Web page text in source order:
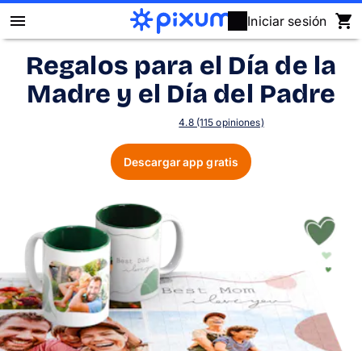
Iniciar sesión
Álbum Digital Pixum
Fotos
Calendarios
Regalos
Fundas
Regalos para el Día de la
Madre y el Día del Padre
4.8 (115 opiniones)
Descargar app gratis